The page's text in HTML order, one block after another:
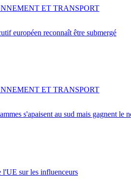
européen reconnaît être submergé
ET TRANSPORT
s'apaisent au sud mais gagnent le
ET TRANSPORT
sur les influenceurs